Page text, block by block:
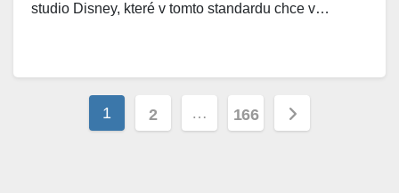
studio Disney, které v tomto standardu chce v…
Stránkování
1 2 … 166